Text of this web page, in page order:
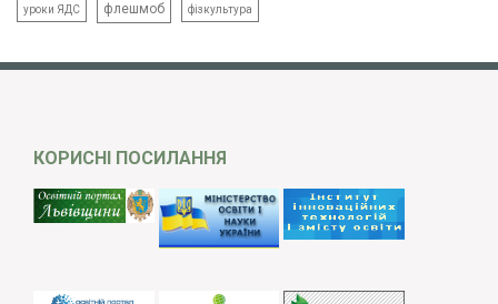
уроки ЯДС флешмоб фізкультура
КОРИСНІ ПОСИЛАННЯ